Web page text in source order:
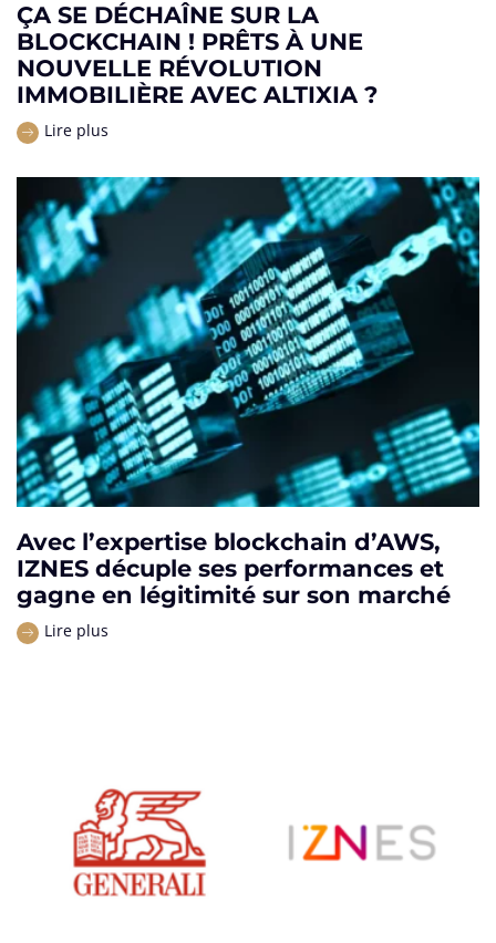
ÇA SE DÉCHAÎNE SUR LA
BLOCKCHAIN ! PRÊTS À UNE
NOUVELLE RÉVOLUTION
IMMOBILIÈRE AVEC ALTIXIA ?
Lire plus
Avec l’expertise blockchain d’AWS,
IZNES décuple ses performances et
gagne en légitimité sur son marché
Lire plus